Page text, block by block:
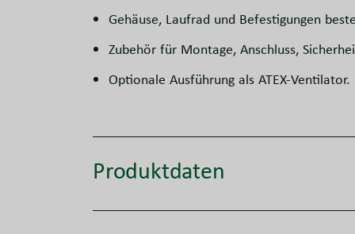
Gehäuse, Laufrad und Befestigungen
Zubehör für Montage, Anschluss,
Optionale Ausführung als ATEX-
Produktdaten